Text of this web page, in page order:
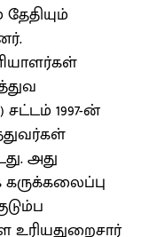
1997-ன்
அது
கருக்கலைப்பு
உரியதுறைசார்